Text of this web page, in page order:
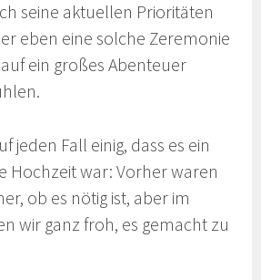
seine aktuellen Prioritäten
eben eine solche Zeremonie
ein großes Abenteuer
jeden Fall einig, dass es ein
Hochzeit war: Vorher waren
ob es nötig ist, aber im
wir ganz froh, es gemacht zu